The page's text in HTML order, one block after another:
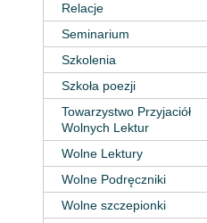
Relacje
Seminarium
Szkolenia
Szkoła poezji
Towarzystwo Przyjaciół
Wolnych Lektur
Wolne Lektury
Wolne Podręczniki
Wolne szczepionki